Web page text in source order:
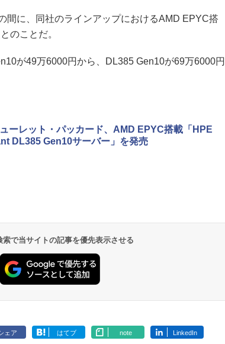
に、同社のラインアップにおけるAMD EPYC搭
のことだ。
が49万6000円から、DL385 Gen10が69万6000円
ーレット・パッカード、AMD EPYC搭載「HPE
DL385 Gen10サーバー」を発売
で当サイトの記事を優先表示させる
ェア はてブ note LinkedIn